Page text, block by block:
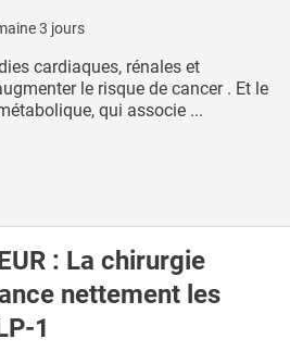
3 jours
cardiaques, rénales et
le risque de cancer . Et le
qui associe ...
: La chirurgie
nettement les
1